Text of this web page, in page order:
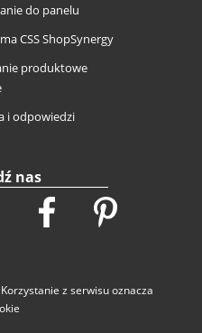
do panelu
CSS ShopSynergy
produktowe
i odpowiedzi
nas
Korzystanie z serwisu oznacza